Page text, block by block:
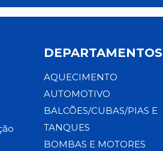
DEPARTAMENTOS
AQUECIMENTO
AUTOMOTIVO
BALCÕES/CUBAS/PIAS E
TANQUES
BOMBAS E MOTORES